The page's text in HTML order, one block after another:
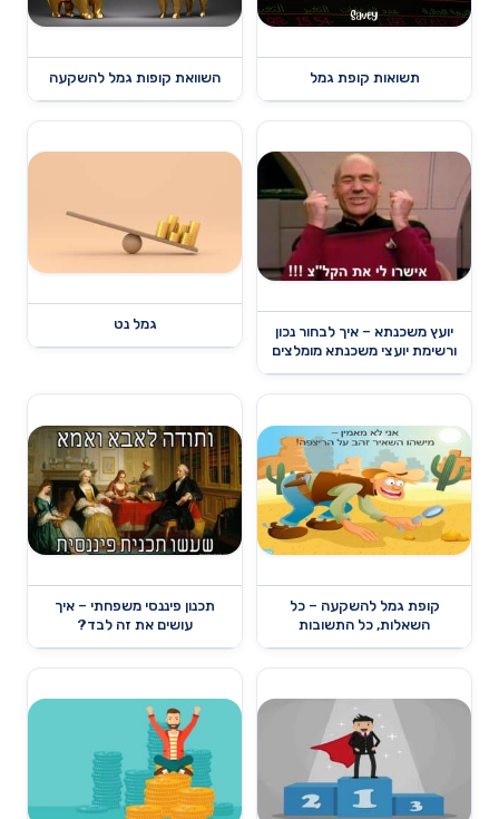
תשואות קופת גמל השוואת קופות גמל להשקעה
יועץ משכנתא – איך לבחור נכון
ורשימת יועצי משכנתא מומלצים
גמל נט
קופת גמל להשקעה – כל
השאלות, כל התשובות
תכנון פיננסי משפחתי – איך
עושים את זה לבד?